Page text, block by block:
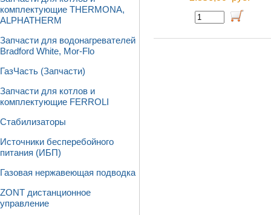
комплектующие THERMONA,
ALPHATHERM
Запчасти для водонагревателей
Bradford White, Mor-Flo
ГазЧасть (Запчасти)
Запчасти для котлов и
комплектующие FERROLI
Стабилизаторы
Источники бесперебойного
питания (ИБП)
Газовая нержавеющая подводка
ZONT дистанционное
управление